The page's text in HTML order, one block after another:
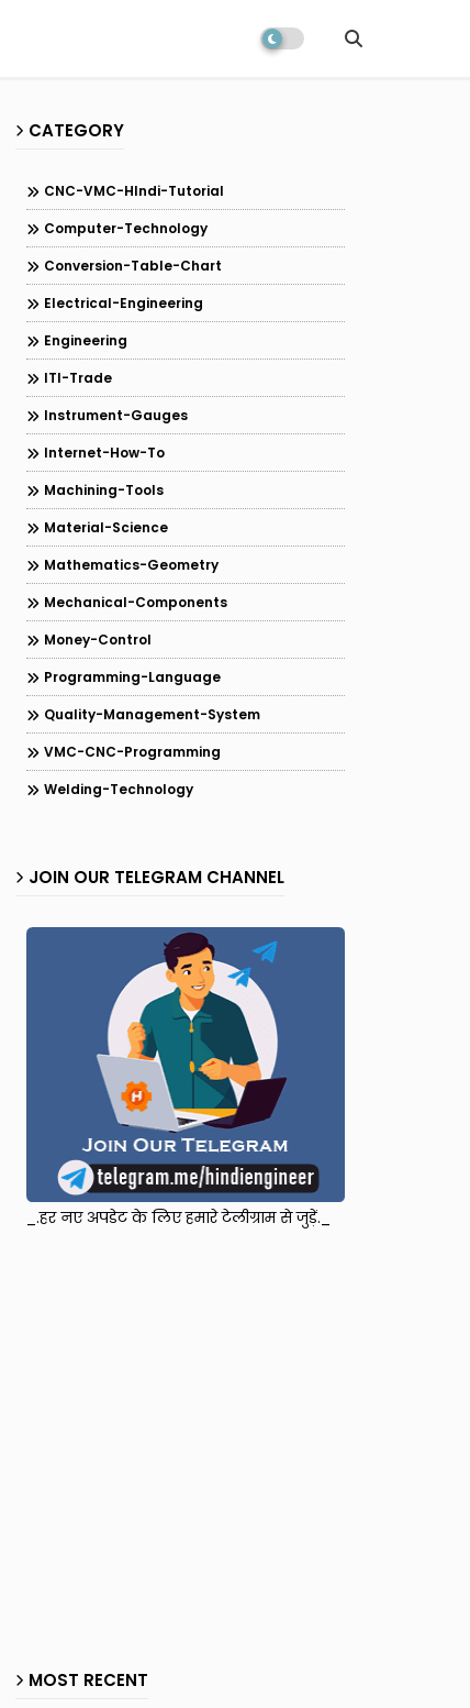
CATEGORY
CNC-VMC-HIndi-Tutorial
Computer-Technology
Conversion-Table-Chart
Electrical-Engineering
Engineering
ITI-Trade
Instrument-Gauges
Internet-How-To
Machining-Tools
Material-Science
Mathematics-Geometry
Mechanical-Components
Money-Control
Programming-Language
Quality-Management-System
VMC-CNC-Programming
Welding-Technology
JOIN OUR TELEGRAM CHANNEL
_.हर नए अपडेट के लिए हमारे टेलीग्राम से जुड़ें._
MOST RECENT